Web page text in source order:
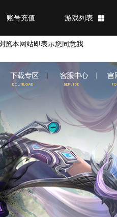
游戏列表
账号充值
览本网站即表示您同意我